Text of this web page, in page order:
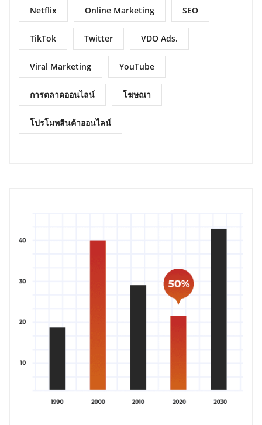
Netflix Online Marketing SEO
TikTok Twitter VDO Ads.
Viral Marketing YouTube
การตลาดออนไลน์ โฆษณา
โปรโมทสินค้าออนไลน์